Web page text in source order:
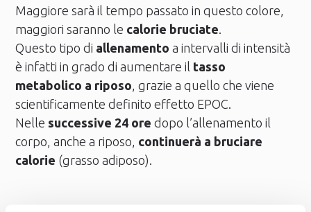
Maggiore sarà il tempo passato in questo colore,
maggiori saranno le calorie bruciate.
Questo tipo di allenamento a intervalli di intensità
è infatti in grado di aumentare il tasso
metabolico a riposo, grazie a quello che viene
scientificamente definito effetto EPOC.
Nelle successive 24 ore dopo l’allenamento il
corpo, anche a riposo, continuerà a bruciare
calorie (grasso adiposo).